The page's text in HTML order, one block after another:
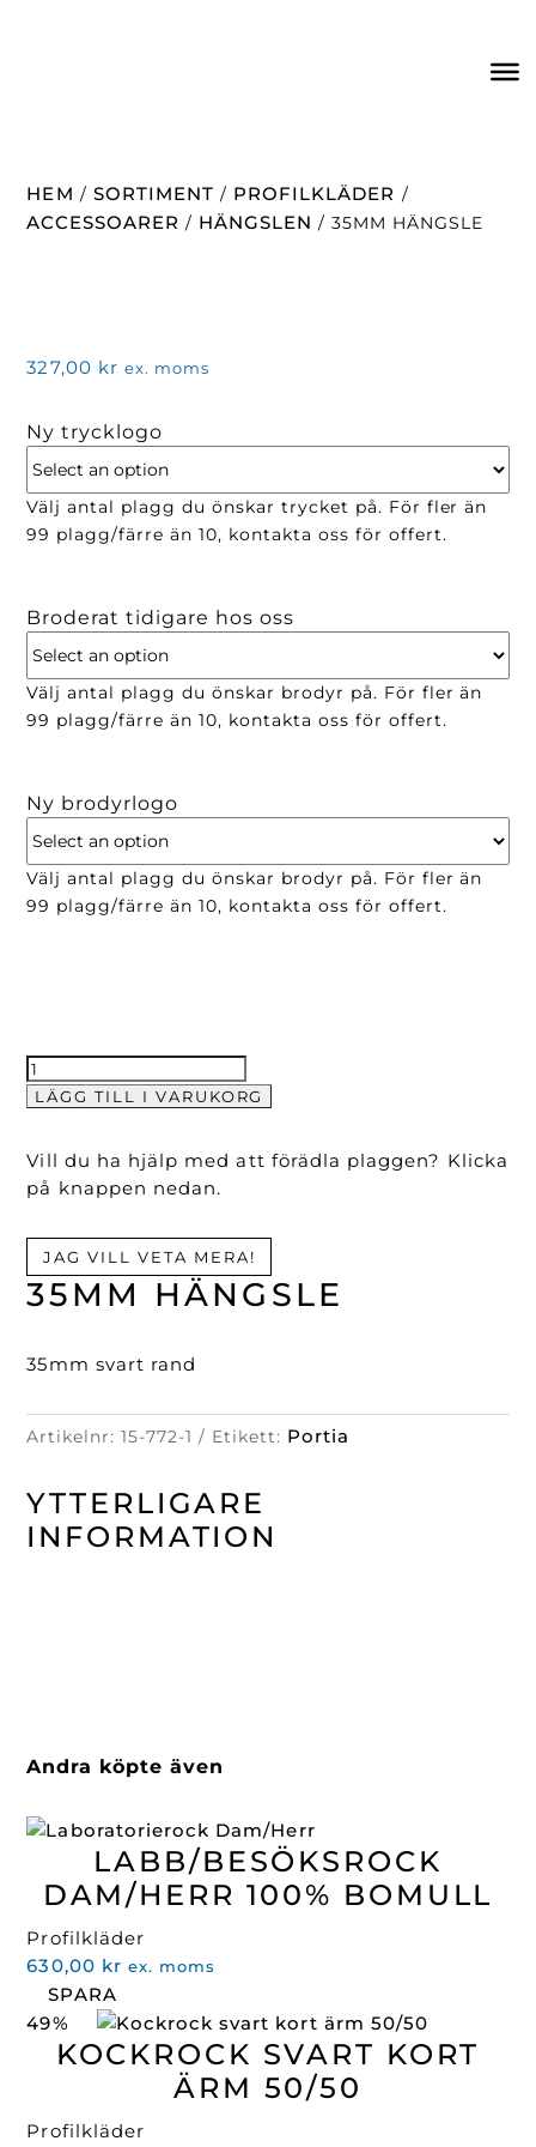
HEM / SORTIMENT / PROFILKLÄDER /
ACCESSOARER / HÄNGSLEN / 35MM HÄNGSLE
35MM HÄNGSLE
35mm svart rand
Artikelnr:15-772-1 Etikett: Portia
YTTERLIGARE
INFORMATION
327,00 kr ex. moms
Ny trycklogo
Välj antal plagg du önskar trycket på. För fler än
99 plagg/färre än 10, kontakta oss för offert.
Broderat tidigare hos oss
Välj antal plagg du önskar brodyr på. För fler än
99 plagg/färre än 10, kontakta oss för offert.
Ny brodyrlogo
Välj antal plagg du önskar brodyr på. För fler än
99 plagg/färre än 10, kontakta oss för offert.
35mm
Hängsle
LÄGG TILL I VARUKORG
Vill du ha hjälp med att förädla plaggen? Klicka
på knappen nedan.
JAG VILL VETA MERA!
Andra köpte även
LABB/BESÖKSROCK
DAM/HERR 100% BOMULL
Profilkläder
630,00 kr ex. moms
SPARA
49%
KOCKROCK SVART KORT
ÄRM 50/50
Profilkläder